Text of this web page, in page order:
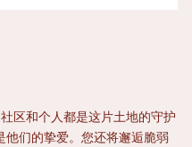
区和个人都是这片土地的守护
们的挚爱。您还将邂逅脆弱